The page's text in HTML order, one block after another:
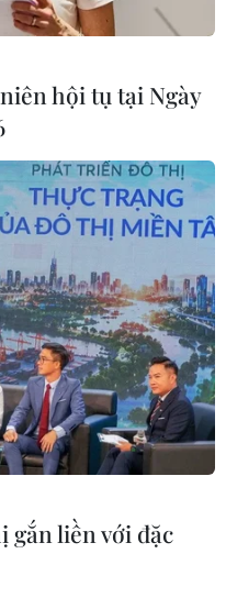
TÁM, KHÚC THANH
định sử dụng
trợ
cáo
hội tụ tại Ngày
gắn liền với đặc